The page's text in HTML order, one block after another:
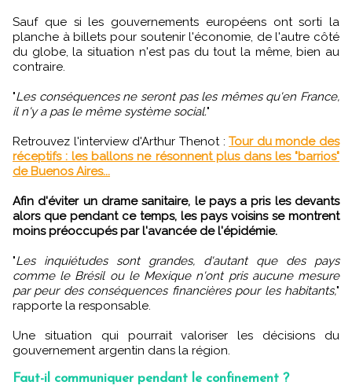
Sauf que si les gouvernements européens ont sorti la
planche à billets pour soutenir l'économie, de l'autre côté
du globe, la situation n'est pas du tout la même, bien au
contraire.
"Les conséquences ne seront pas les mêmes qu'en France,
il n'y a pas le même système social."
Retrouvez l'interview d'Arthur Thenot :Tour du monde des
réceptifs : les ballons ne résonnent plus dans les "barrios"
de Buenos Aires...
Afin d'éviter un drame sanitaire, le pays a pris les devants
alors que pendant ce temps, les pays voisins se montrent
moins préoccupés par l'avancée de l'épidémie.
"Les inquiétudes sont grandes, d'autant que des pays
comme le Brésil ou le Mexique n'ont pris aucune mesure
par peur des conséquences financières pour les habitants,"
rapporte la responsable.
Une situation qui pourrait valoriser les décisions du
gouvernement argentin dans la région.
Faut-il communiquer pendant le confinement ?